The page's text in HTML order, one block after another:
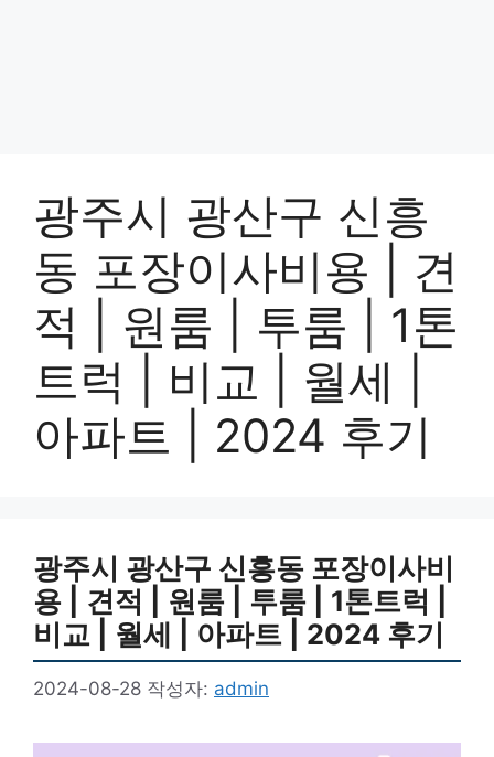
광주시 광산구 신흥
동 포장이사비용 | 견
적 | 원룸 | 투룸 | 1톤
트럭 | 비교 | 월세 |
아파트 | 2024 후기
광주시 광산구 신흥동 포장이사비
용 | 견적 | 원룸 | 투룸 | 1톤트럭 |
비교 | 월세 | 아파트 | 2024 후기
2024-08-28 작성자: admin